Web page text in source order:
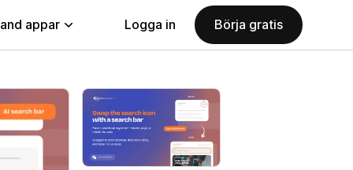
appar Logga in Börja gratis